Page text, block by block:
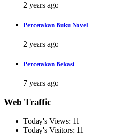
2 years ago
Percetakan Buku Novel
2 years ago
Percetakan Bekasi
7 years ago
Web Traffic
Today's Views: 11
Today's Visitors: 11